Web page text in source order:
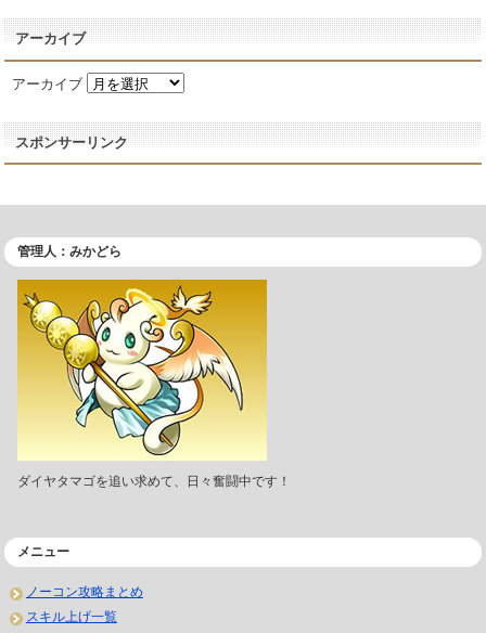
アーカイブ
アーカイブ
スポンサーリンク
管理人：みかどら
ダイヤタマゴを追い求めて、日々奮闘中です！
メニュー
ノーコン攻略まとめ
スキル上げ一覧